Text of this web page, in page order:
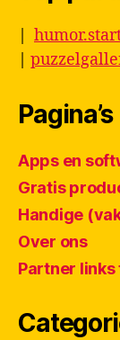
Pagina’s
Apps en
Gratis
Handige
Over ons
Partner